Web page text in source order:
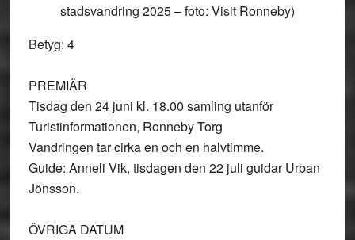
stadsvandring 2025 – foto: Visit Ronneby)
Betyg: 4
PREMIÄR
Tisdag den 24 juni kl. 18.00 samling utanför
Turistinformationen, Ronneby Torg
Vandringen tar cirka en och en halvtimme.
Guide: Anneli Vik, tisdagen den 22 juli guidar Urban
Jönsson.
ÖVRIGA DATUM